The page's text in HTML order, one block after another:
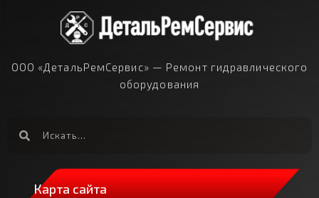
ООО «ДетальРемСервис» — Ремонт гидравлического
оборудования
Карта сайта